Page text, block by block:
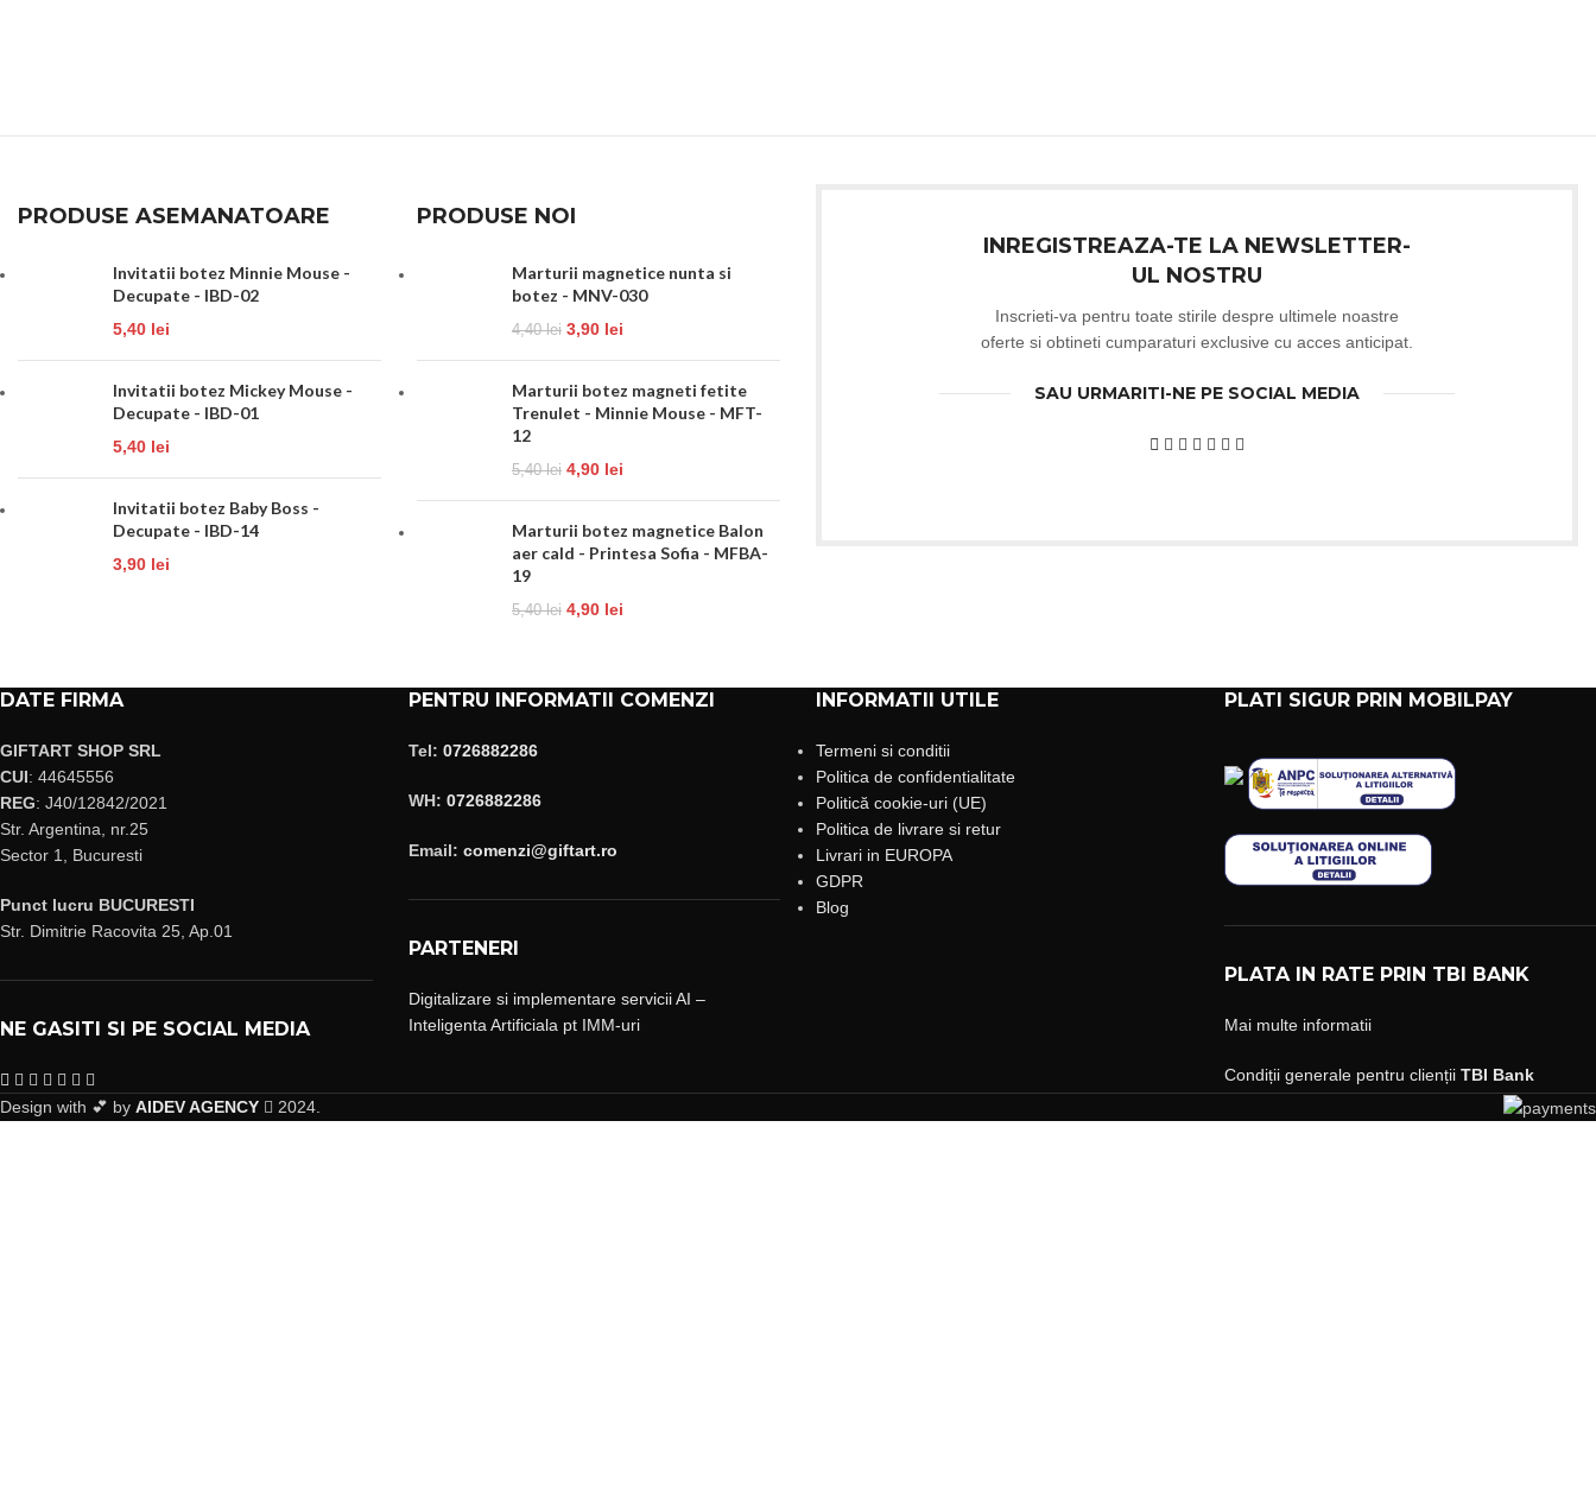
PRODUSE ASEMANATOARE
Invitatii botez Minnie Mouse -
Decupate - IBD-02
5,40 lei
Invitatii botez Mickey Mouse -
Decupate - IBD-01
5,40 lei
Invitatii botez Baby Boss -
Decupate - IBD-14
3,90 lei
PRODUSE NOI
Marturii magnetice nunta si
botez - MNV-030
4,40lei 3,90 lei
Marturii botez magneti fetite
Trenulet - Minnie Mouse - MFT-
12
5,40lei 4,90 lei
Marturii botez magnetice Balon
aer cald - Printesa Sofia - MFBA-
19
5,40lei 4,90 lei
INREGISTREAZA-TE LA NEWSLETTER-
UL NOSTRU
Inscrieti-va pentru toate stirile despre ultimele noastre
oferte si obtineti cumparaturi exclusive cu acces anticipat.
SAU URMARITI-NE PE SOCIAL MEDIA
DATE FIRMA
GIFTART SHOP SRL
CUI: 44645556
REG: J40/12842/2021
Str. Argentina, nr.25
Sector 1, Bucuresti
Punct lucru BUCURESTI
Str. Dimitrie Racovita 25, Ap.01
NE GASITI SI PE SOCIAL MEDIA
PENTRU INFORMATII COMENZI
Tel: 0726882286
WH: 0726882286
Email: comenzi@giftart.ro
PARTENERI
Digitalizare si implementare servicii AI –
Inteligenta Artificiala pt IMM-uri
INFORMATII UTILE
Termeni si conditii
Politica de confidentialitate
Politică cookie-uri (UE)
Politica de livrare si retur
Livrari in EUROPA
GDPR
Blog
PLATI SIGUR PRIN MOBILPAY
PLATA IN RATE PRIN TBI BANK
Mai multe informatii
Condiții generale pentru clienții TBI Bank
Design with 💕 by AIDEV AGENCY 2024.